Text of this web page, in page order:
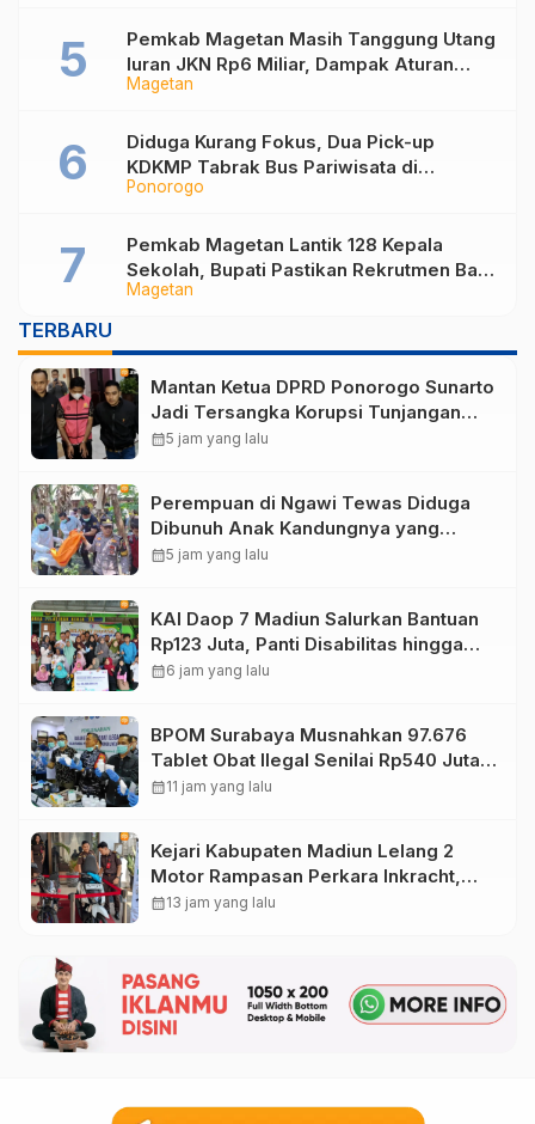
Magetan
Pemkab Magetan Masih Tanggung Utang
Iuran JKN Rp6 Miliar, Dampak Aturan
Berlaku Surut dan Tekanan Fiskal
Ponorogo
Diduga Kurang Fokus, Dua Pick-up
KDKMP Tabrak Bus Pariwisata di
Sukorejo Ponorogo
Magetan
Pemkab Magetan Lantik 128 Kepala
Sekolah, Bupati Pastikan Rekrutmen Baru
Segera Dibuka untuk Isi Jabatan yang
TERBARU
Mantan Ketua DPRD Ponorogo Sunarto
Jadi Tersangka Korupsi Tunjangan
Perumahan
calendar_month5 jam yang lalu
Perempuan di Ngawi Tewas Diduga
Dibunuh Anak Kandungnya yang
mengalami gangguan kejiwaan
calendar_month5 jam yang lalu
KAI Daop 7 Madiun Salurkan Bantuan
Rp123 Juta, Panti Disabilitas hingga
Reog Ponorogo Dapat Prioritas
calendar_month6 jam yang lalu
BPOM Surabaya Musnahkan 97.676
Tablet Obat Ilegal Senilai Rp540 Juta,
Cegah Penyalahgunaan di Kalangan
calendar_month11 jam yang lalu
Kejari Kabupaten Madiun Lelang 2
Motor Rampasan Perkara Inkracht,
Penawaran Dibuka 11 Agustus
calendar_month13 jam yang lalu